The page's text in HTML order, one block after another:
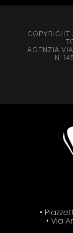
AGENZIA
N.
•
• Via